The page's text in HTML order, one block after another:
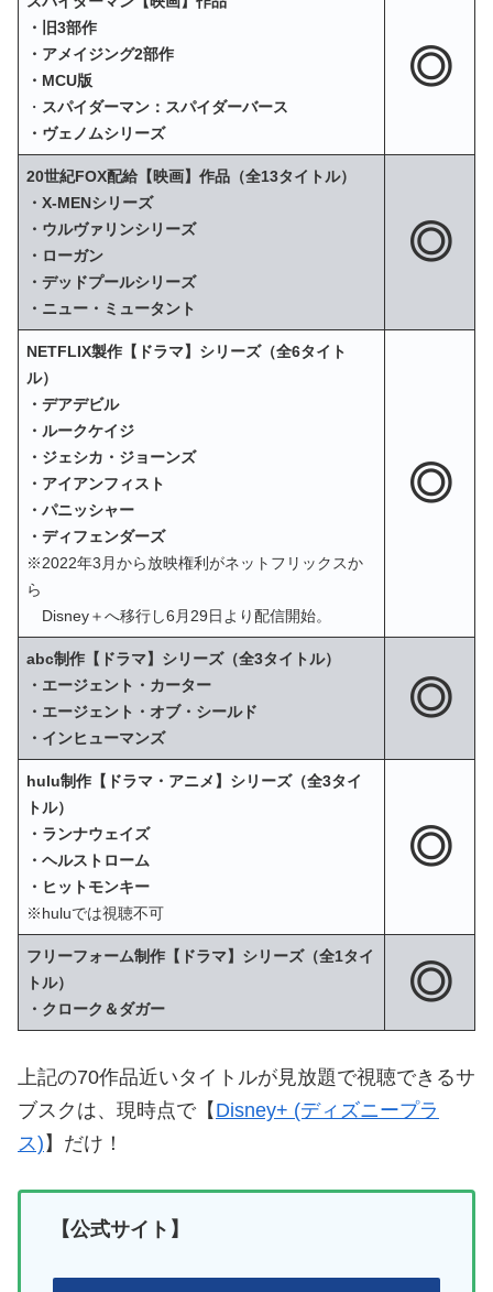
・旧3部作
・アメイジング2部作
・MCU版
・ スパイダーマン：スパイダーバース
・ヴェノムシリーズ
◎
20世紀FOX配給【映画】作品（全13タイトル）
・X‐MENシリーズ
・ウルヴァリンシリーズ
・ローガン
・デッドプールシリーズ
・ニュー・ミュータント
◎
NETFLIX製作【ドラマ】シリーズ（全6タイト
ル）
・デアデビル
・ルークケイジ
・ジェシカ・ジョーンズ
・アイアンフィスト
・パニッシャー
・ディフェンダーズ
※2022年3月から放映権利がネットフリックスか
ら
Disney＋へ移行し6月29日より配信開始。
◎
abc制作【ドラマ】シリーズ（全3タイトル）
・エージェント・カーター
・エージェント・オブ・シールド
・インヒューマンズ
◎
hulu制作【ドラマ・アニメ】シリーズ（全3タイ
トル）
・ランナウェイズ
・ヘルストローム
・ヒットモンキー
※huluでは視聴不可
◎
フリーフォーム制作【ドラマ】シリーズ（全1タイ
トル）
・クローク＆ダガー
◎
上記の70作品近いタイトルが見放題で視聴できるサ
ブスクは、現時点で【 Disney+ (ディズニープラ
ス) 】だけ！
【公式サイト】